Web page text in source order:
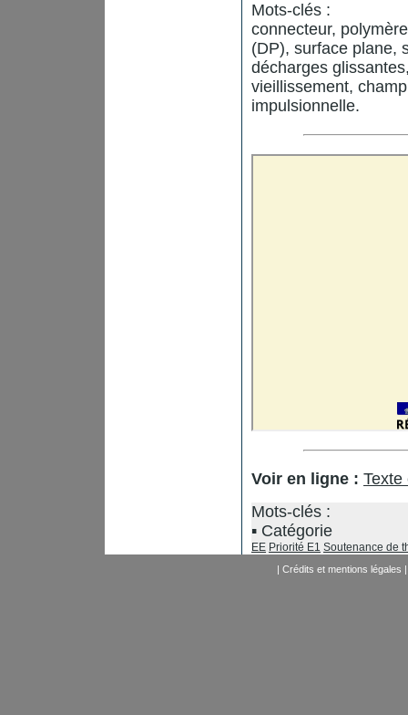
Mots-clés :
connecteur,
(DP), surface plane,
décharges
vieillissement,
impulsionnelle.
Voir en ligne : Texte
Mots-clés :
Catégorie
EE Priorité E1 Soutenance de
| Crédits et mentions légales